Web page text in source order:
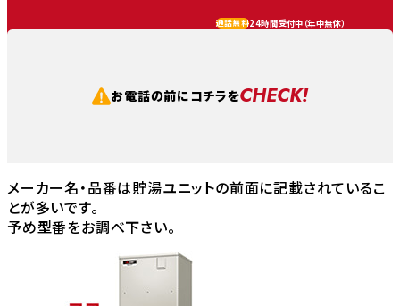
通話無料24時間受付中（年中無休）
お電話の前にコチラをCHECK!
メーカー名・品番は貯湯ユニットの前面に記載されているこ
とが多いです。
予め型番をお調べ下さい。